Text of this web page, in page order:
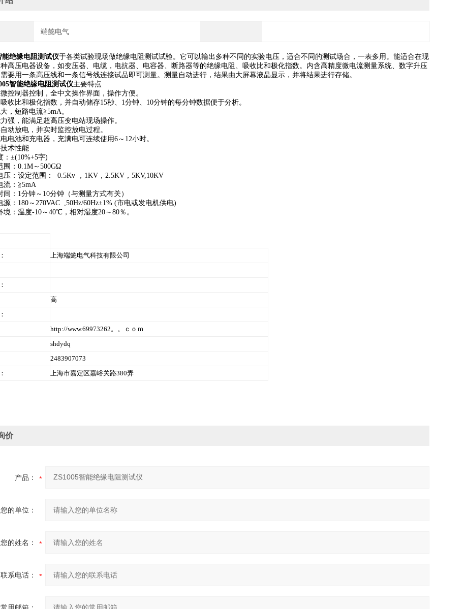
端懿电气
能绝缘电阻测试仪于各类试验现场做绝缘电阻测试试验。它可以输出多种不同的实验电压，适合不同的测试场合，一表多用。能适合在现
高压电器设备，如变压器、电缆，电抗器、电容器、断路器等的绝缘电阻、吸收比和极化指数。内含高精度微电流测量系统、数字升压
要用一条高压线和一条信号线连接试品即可测量。测量自动进行，结果由大屏幕液晶显示，并将结果进行存储。
智能绝缘电阻测试仪主要特点
控制器控制，全中文操作界面，操作方便。
收比和极化指数，并自动储存15秒、1分钟、10分钟的每分钟数据便于分析。
，短路电流≧5mA。
强，能满足超高压变电站现场操作。
动放电，并实时监控放电过程。
电池和充电器，充满电可连续使用6～12小时。
术性能
±(10%+5字)
：0.1M～500GΩ
：设定范围： 0.5Kv ，1KV，2.5KV，5KV,10KV
：≧5mA
：1分钟～10分钟（与测量方式有关）
：180～270VAC ,50Hz/60Hz±1% (市电或发电机供电)
：温度-10～40℃，相对湿度20～80％。
上海端懿电气科技有限公司
高
http://www.69973262。。ｃｏｍ
shdydq
2483907073
上海市嘉定区嘉峪关路380弄
价
产品：
您的单位：
您的姓名：
联系电话：